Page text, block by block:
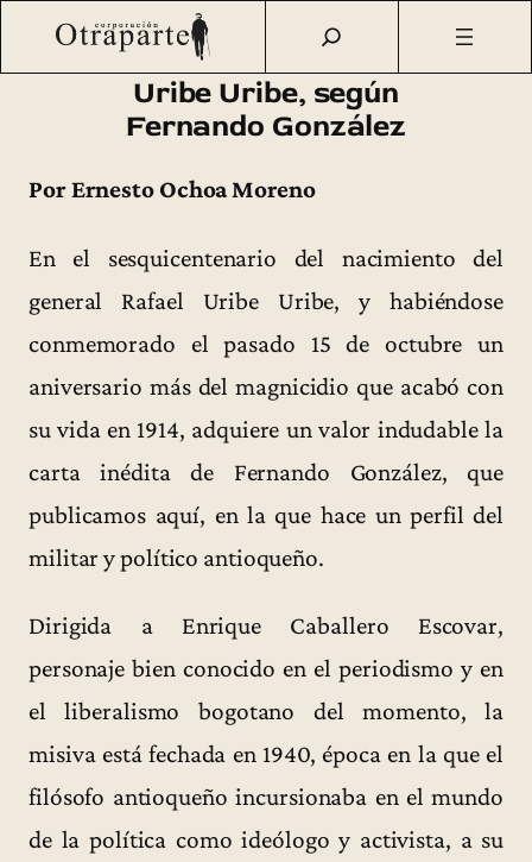
Saltar
Otraparte.org /Fernando González /Vida
Uribe Uribe,
según Fernando González
Uribe Uribe, según
Fernando González
Por Ernesto Ochoa Moreno
En el sesquicentenario del nacimiento del
general Rafael Uribe Uribe, y habiéndose
conmemorado el pasado 15 de octubre un
aniversario más del magnicidio que acabó con
su vida en 1914, adquiere un valor indudable la
carta inédita de Fernando González, que
publicamos aquí, en la que hace un perfil del
militar y político antioqueño.
Dirigida a Enrique Caballero Escovar,
personaje bien conocido en el periodismo y en
el liberalismo bogotano del momento, la
misiva está fechada en 1940, época en la que el
filósofo antioqueño incursionaba en el mundo
de la política como ideólogo y activista, a su